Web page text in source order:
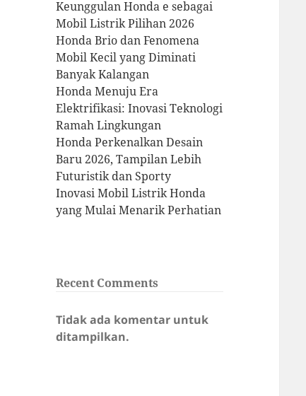
Keunggulan Honda e sebagai
Mobil Listrik Pilihan 2026
Honda Brio dan Fenomena
Mobil Kecil yang Diminati
Banyak Kalangan
Honda Menuju Era
Elektrifikasi: Inovasi Teknologi
Ramah Lingkungan
Honda Perkenalkan Desain
Baru 2026, Tampilan Lebih
Futuristik dan Sporty
Inovasi Mobil Listrik Honda
yang Mulai Menarik Perhatian
Recent Comments
Tidak ada komentar untuk
ditampilkan.